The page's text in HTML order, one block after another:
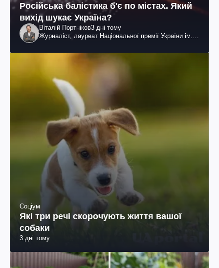
Російська балістика б'є по містах. Який
вихід шукає Україна?
Віталій Портніков3 дні тому
Журналіст, лауреат Національної премії України ім.
Соціум
Які три речі скорочують життя вашої
собаки
3 дні тому